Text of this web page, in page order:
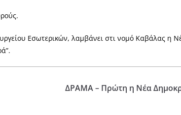
Εσωτερικών, λαμβάνει στι νομό Καβάλας η
ΔΡΑΜΑ – Πρώτη η Νέα